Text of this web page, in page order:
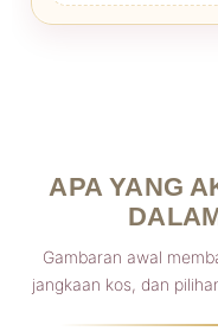
APA YANG
Gambaran awal
jangkaan kos, dan